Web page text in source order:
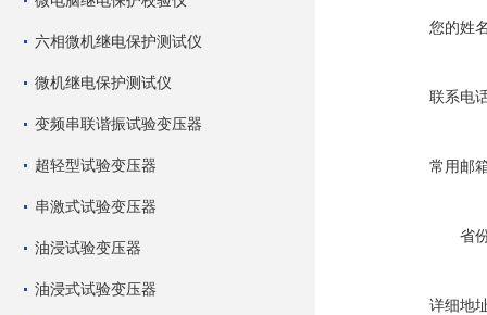
六相微机继电保护测试仪
微机继电保护测试仪
变频串联谐振试验变压器
超轻型试验变压器
串激式试验变压器
油浸试验变压器
油浸式试验变压器
您的姓
联系电
常用邮
省
详细地